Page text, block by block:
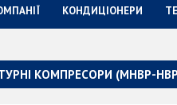
КОНДИЦІОНЕРИ
КОМПРЕСОРИ (МНВР-